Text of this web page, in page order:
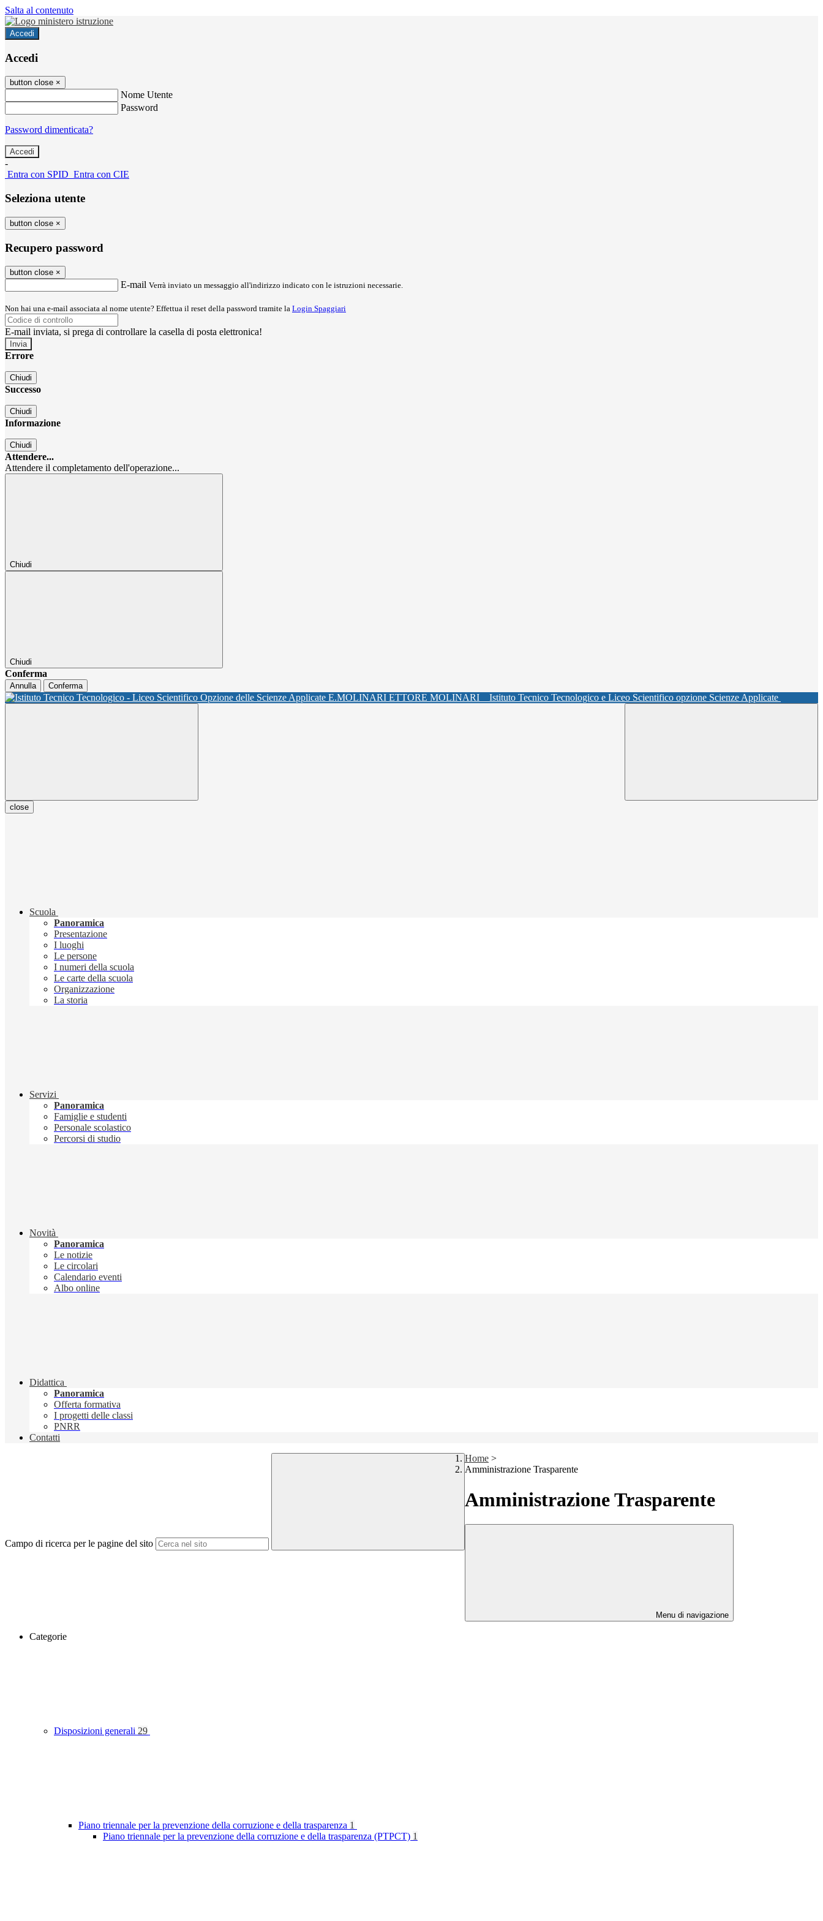
Salta al contenuto
Accedi
Accedi
button close ×
Nome Utente
Password
Password dimenticata?
-
Entra con SPID Entra con CIE
Seleziona utente
button close ×
Recupero password
button close ×
E-mail Verrà inviato un messaggio all'indirizzo indicato con le istruzioni necessarie.
Non hai una e-mail associata al nome utente? Effettua il reset della password tramite la Login Spaggiari
E-mail inviata, si prega di controllare la casella di posta elettronica!
Errore
Chiudi
Successo
Chiudi
Informazione
Chiudi
Attendere...
Attendere il completamento dell'operazione...
Chiudi
Chiudi
Conferma
Annulla Conferma
ETTORE MOLINARI Istituto Tecnico Tecnologico e Liceo Scientifico opzione Scienze Applicate
close
Scuola
Panoramica
Presentazione
I luoghi
Le persone
I numeri della scuola
Le carte della scuola
Organizzazione
La storia
Servizi
Panoramica
Famiglie e studenti
Personale scolastico
Percorsi di studio
Novità
Panoramica
Le notizie
Le circolari
Calendario eventi
Albo online
Didattica
Panoramica
Offerta formativa
I progetti delle classi
PNRR
Contatti
Campo di ricerca per le pagine del sito
Home >
Amministrazione Trasparente
Amministrazione Trasparente
Menu di navigazione
Categorie
Disposizioni generali 29
Piano triennale per la prevenzione della corruzione e della trasparenza 1
Piano triennale per la prevenzione della corruzione e della trasparenza (PTPCT) 1